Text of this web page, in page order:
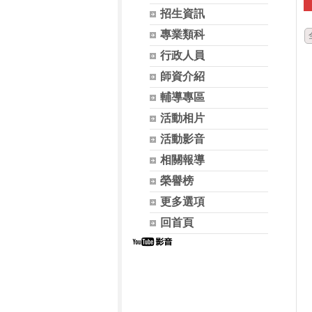
招生資訊
專業類科
行政人員
師資介紹
輔導專區
活動相片
活動影音
相關報導
榮譽榜
更多選項
回首頁